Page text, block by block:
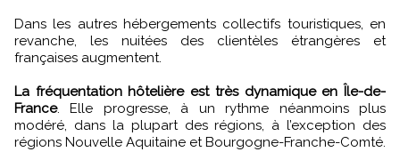
Dans les autres hébergements collectifs touristiques, en
revanche, les nuitées des clientèles étrangères et
françaises augmentent.
La fréquentation hôtelière est très dynamique en Île-de-
France. Elle progresse, à un rythme néanmoins plus
modéré, dans la plupart des régions, à l’exception des
régions Nouvelle Aquitaine et Bourgogne-Franche-Comté.